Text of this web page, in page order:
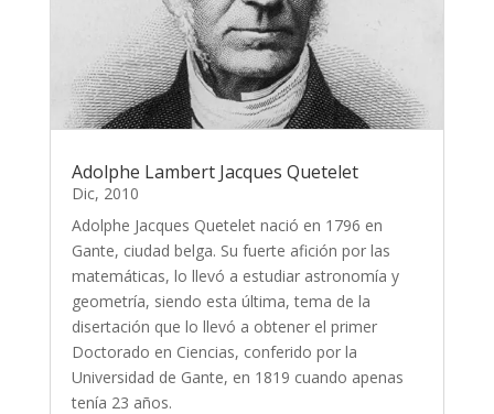
Adolphe Lambert Jacques Quetelet
Dic, 2010
Adolphe Jacques Quetelet nació en 1796 en
Gante, ciudad belga. Su fuerte afición por las
matemáticas, lo llevó a estudiar astronomía y
geometría, siendo esta última, tema de la
disertación que lo llevó a obtener el primer
Doctorado en Ciencias, conferido por la
Universidad de Gante, en 1819 cuando apenas
tenía 23 años.